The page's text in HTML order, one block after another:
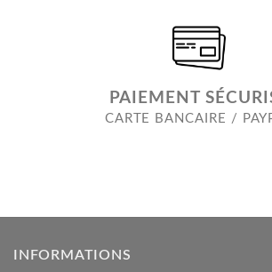
PAIEMENT
CARTE BANCAIRE /
INFORMATIONS